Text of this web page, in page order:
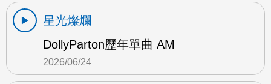
星光燦爛
DollyParton歷年單曲 AM
2026/06/24